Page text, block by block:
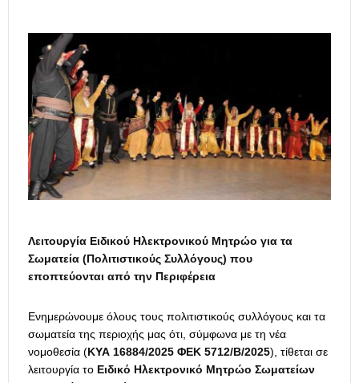
Λειτουργία Ειδικού Ηλεκτρονικού Μητρώο για τα
Σωματεία (Πολιτιστικούς Συλλόγους) που
εποπτεύονται από την Περιφέρεια
Ενημερώνουμε όλους τους πολιτιστικούς συλλόγους και τα
σωματεία της περιοχής μας ότι, σύμφωνα με τη νέα
νομοθεσία (ΚΥΑ 16884/2025 ΦΕΚ 5712/Β/2025), τίθεται σε
λειτουργία το Ειδικό Ηλεκτρονικό Μητρώο Σωματείων